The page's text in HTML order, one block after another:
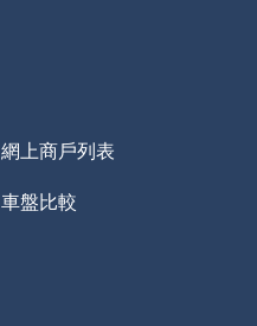
網上商戶列表
車盤比較